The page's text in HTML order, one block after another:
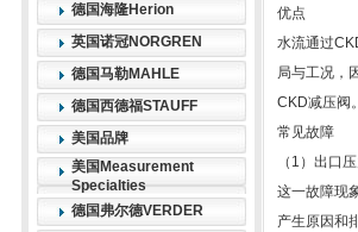
德国海隆Herion
英国诺冠NORGREN
德国马勒MAHLE
德国西德福STAUFF
美国品牌
美国Measurement
Specialties
德国弗尔德VERDER
优点
水流通过
局与工况，
CKD减压阀
常见故障
（1）出口
这一故障现
产生原因和